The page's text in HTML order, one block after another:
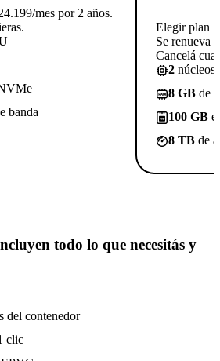
mes por 2 años.
banda
Elegir plan
Se renueva
Cancelá
2 núcleos
8 GB de
100 GB
8 TB de
todo lo que necesitás y
del contenedor
clic